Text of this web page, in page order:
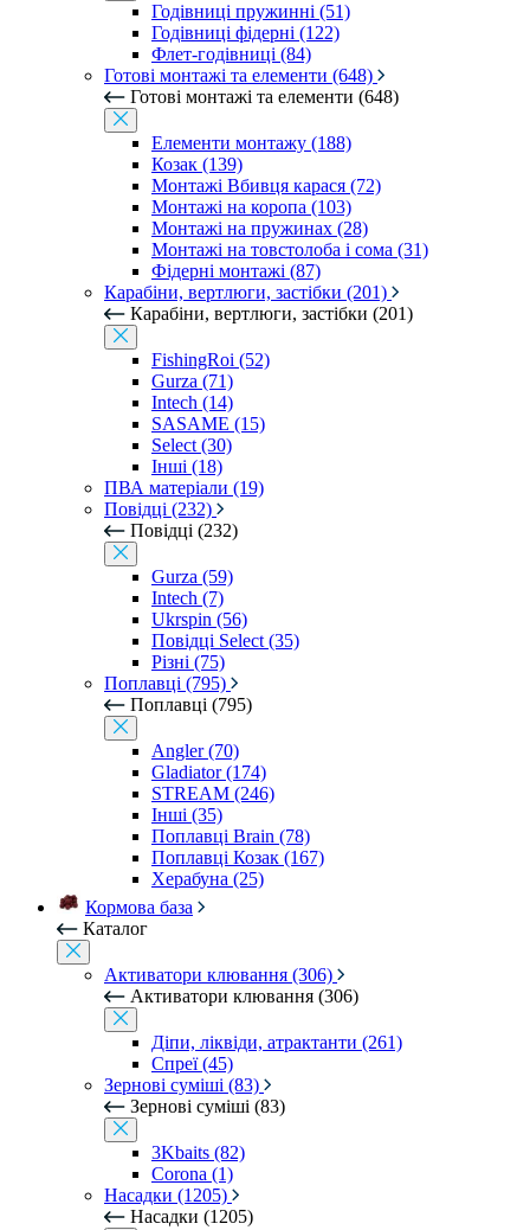
Годівниці пружинні (51)
Годівниці фідерні (122)
Флет-годівниці (84)
Готові монтажі та елементи (648)
Готові монтажі та елементи (648)
Елементи монтажу (188)
Козак (139)
Монтажі Вбивця карася (72)
Монтажі на коропа (103)
Монтажі на пружинах (28)
Монтажі на товстолоба і сома (31)
Фідерні монтажі (87)
Карабіни, вертлюги, застібки (201)
Карабіни, вертлюги, застібки (201)
FishingRoi (52)
Gurza (71)
Intech (14)
SASAME (15)
Select (30)
Інші (18)
ПВА матеріали (19)
Повідці (232)
Повідці (232)
Gurza (59)
Intech (7)
Ukrspin (56)
Повідці Select (35)
Різні (75)
Поплавці (795)
Поплавці (795)
Angler (70)
Gladiator (174)
STREAM (246)
Інші (35)
Поплавці Brain (78)
Поплавці Козак (167)
Херабуна (25)
Кормова база
Каталог
Активатори клювання (306)
Активатори клювання (306)
Діпи, ліквіди, атрактанти (261)
Спреї (45)
Зернові суміші (83)
Зернові суміші (83)
3Kbaits (82)
Corona (1)
Насадки (1205)
Насадки (1205)